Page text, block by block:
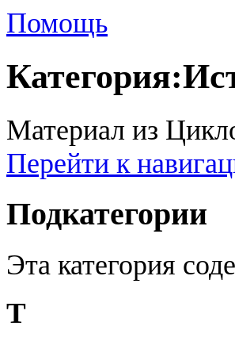
Помощь
Категория:
Материал из
Перейти к
Подкатегории
Эта категория
Т